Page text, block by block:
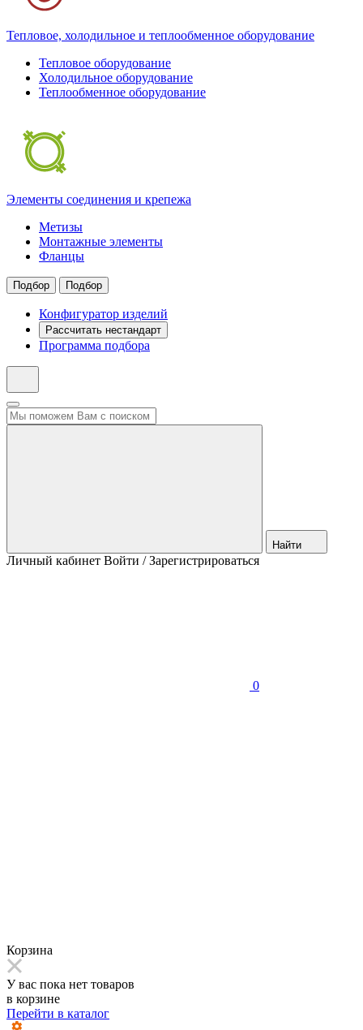
Тепловое, холодильное и теплообменное оборудование
Тепловое оборудование
Холодильное оборудование
Теплообменное оборудование
Элементы соединения и крепежа
Метизы
Монтажные элементы
Фланцы
Подбор Подбор
Конфигуратор изделий
Рассчитать нестандарт
Программа подбора
Найти
Личный кабинет Войти / Зарегистрироваться
0
Корзина
У вас пока нет товаров
в корзине
Перейти в каталог